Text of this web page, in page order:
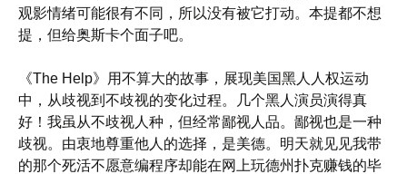
观影情绪可能很有不同，所以没有被它打动。本提都不想
提，但给奥斯卡个面子吧。
《The Help》用不算大的故事，展现美国黑人人权运动
中，从歧视到不歧视的变化过程。几个黑人演员演得真
好！我虽从不歧视人种，但经常鄙视人品。鄙视也是一种
歧视。由衷地尊重他人的选择，是美德。明天就见见我带
的那个死活不愿意编程序却能在网上玩德州扑克赚钱的毕